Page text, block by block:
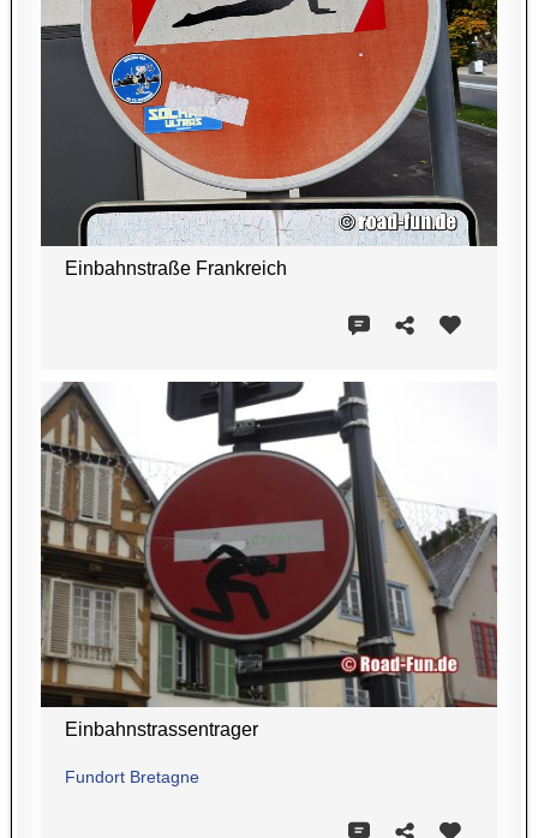
Einbahnstraße Frankreich
Einbahnstrassentrager
Fundort Bretagne